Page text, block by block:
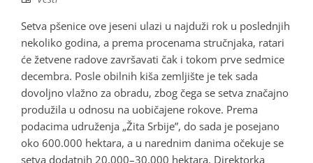
Setva pšenice ove jeseni ulazi u najduži rok u poslednjih
nekoliko godina, a prema procenama stručnjaka, ratari
će žetvene radove završavati čak i tokom prve sedmice
decembra. Posle obilnih kiša zemljište je tek sada
dovoljno vlažno za obradu, zbog čega se setva značajno
produžila u odnosu na uobičajene rokove. Prema
podacima udruženja „Žita Srbije”, do sada je posejano
oko 600.000 hektara, a u narednim danima očekuje se
setva dodatnih 20.000–30.000 hektara. Direktorka